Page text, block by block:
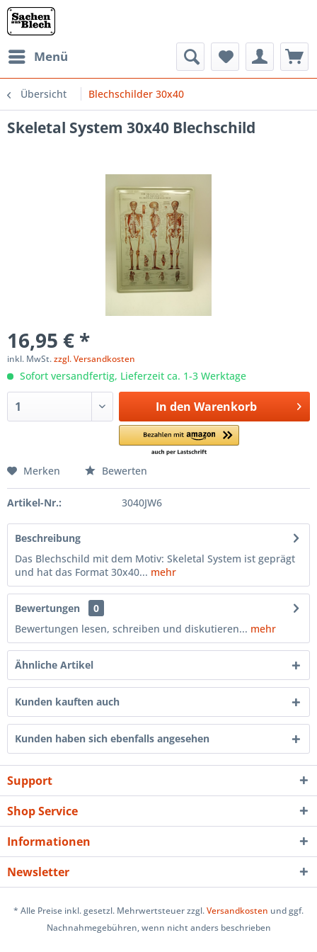
Menü
Übersicht Blechschilder 30x40
Skeletal System 30x40 Blechschild
16,95 € *
inkl. MwSt.zzgl. Versandkosten
Sofort versandfertig, Lieferzeit ca. 1-3 Werktage
In den Warenkorb
Merken Bewerten
Artikel-Nr.: 3040JW6
Beschreibung
Das Blechschild mit dem Motiv: Skeletal System ist geprägt
und hat das Format 30x40... mehr
Bewertungen
0
Bewertungen lesen, schreiben und diskutieren... mehr
Ähnliche Artikel
Kunden kauften auch
Kunden haben sich ebenfalls angesehen
Support
Shop Service
Informationen
Newsletter
* Alle Preise inkl. gesetzl. Mehrwertsteuer zzgl.Versandkosten und ggf.
Nachnahmegebühren, wenn nicht anders beschrieben